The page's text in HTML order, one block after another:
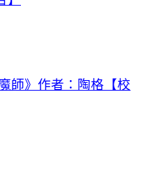
師》作者：陶格【校